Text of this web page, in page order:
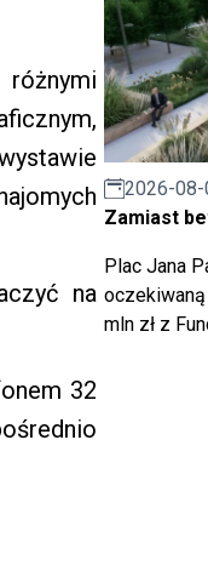
na
32
2026-08-
Zamiast
Plac Jana
oczekiwaną
mln zł z